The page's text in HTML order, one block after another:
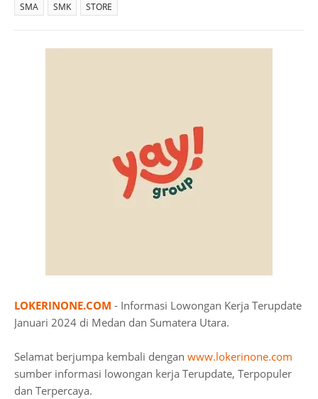
SMA
SMK STORE
LOKERINONE.COM - Informasi Lowongan Kerja Terupdate
Januari 2024 di Medan dan Sumatera Utara.
Selamat berjumpa kembali dengan www.lokerinone.com
sumber informasi lowongan kerja Terupdate, Terpopuler
dan Terpercaya.